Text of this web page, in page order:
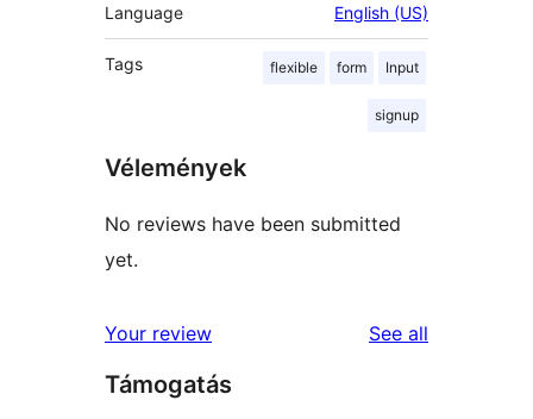
Language English (US)
Tags flexible form Input
signup
Vélemények
No reviews have been submitted
yet.
Your review See all
Támogatás